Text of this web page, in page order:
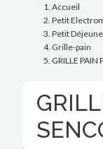
Accueil
Petit
Petit
Grille-pain
GRILLE PAIN